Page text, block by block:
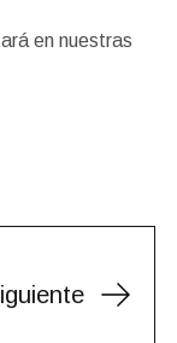
en nuestras